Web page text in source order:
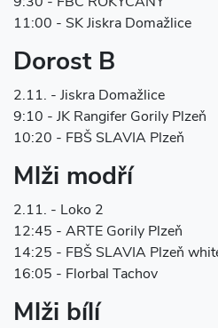
11:00 - SK Jiskra Domažlice
Dorost B
2.11. - Jiskra Domažlice
9:10 - JK Rangifer Gorily Plzeň
10:20 - FBŠ SLAVIA Plzeň
Mlži modří
2.11. - Loko 2
12:45 - ARTE Gorily Plzeň
14:25 - FBŠ SLAVIA Plzeň
16:05 - Florbal Tachov
Mlži bílí